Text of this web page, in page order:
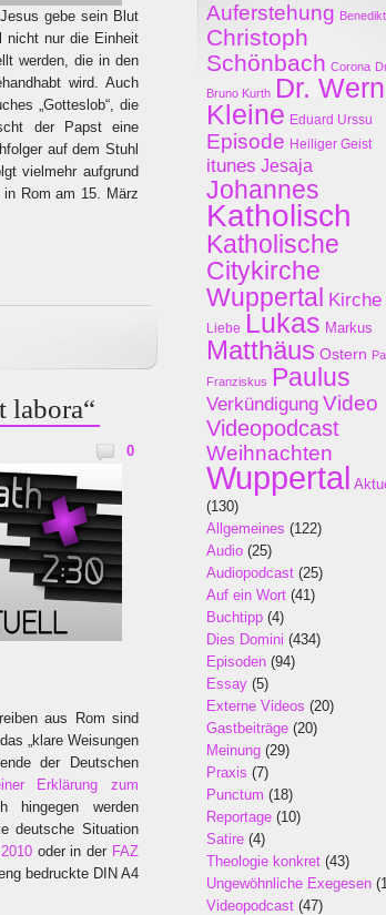
gebe sein Blut
nicht nur die Einheit
werden, die in den
wird. Auch
„Gotteslob“, die
der Papst eine
auf dem Stuhl
vielmehr aufgrund
Rom am 15. März
labora“
0
aus Rom sind
„klare Weisungen
der Deutschen
Erklärung zum
hingegen werden
deutsche Situation
oder in der FAZ
bedruckte DIN A4
Auferstehung
Christoph
Schönbach Corona
Bruno Kurth Dr.
Kleine Eduard Urssu
Episode Heiliger Geist
itunes Jesaja
Johannes
Katholisch
Katholische
Citykirche
Wuppertal Kirche
Liebe Lukas Markus
Matthäus Ostern
Franziskus Paulus
Verkündigung Video
Videopodcast
Weihnachten
Wuppertal
(130)
Allgemeines (122)
Audio (25)
Audiopodcast (25)
Auf ein Wort (41)
Buchtipp (4)
Dies Domini (434)
Episoden (94)
Essay (5)
Externe Videos (20)
Gastbeiträge (20)
Meinung (29)
Praxis (7)
Punctum (18)
Reportage (10)
Satire (4)
Theologie konkret (43)
Ungewöhnliche Exegesen
Videopodcast (47)